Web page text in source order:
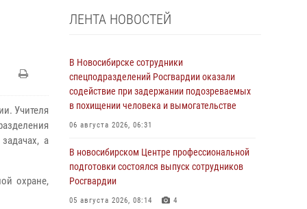
Учителя
а
охране,
ЛЕНТА НОВОСТЕЙ
В Новосибирске сотрудники
спецподразделений Росгвардии оказали
содействие при задержании подозреваемых
в похищении человека и вымогательстве
06 августа 2026, 06:31
В новосибирском Центре профессиональной
подготовки состоялся выпуск сотрудников
Росгвардии
05 августа 2026, 08:14 4